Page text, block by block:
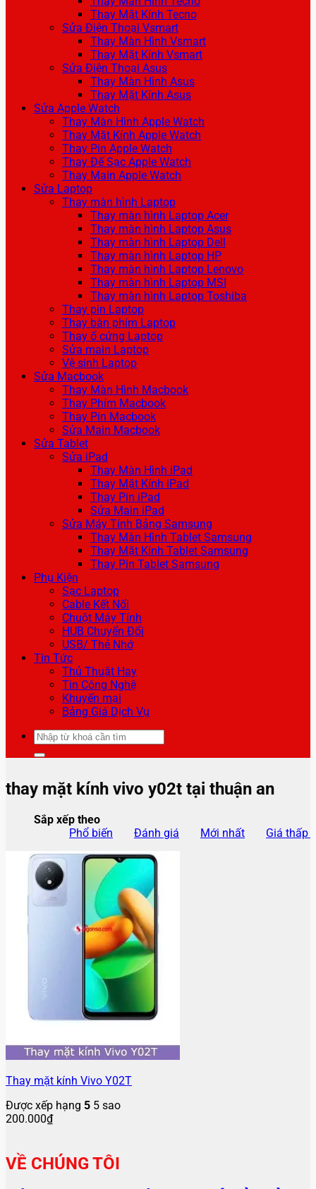
Thay Mặt Kính Tecno
Sửa Điện Thoại Vsmart
Thay Màn Hình Vsmart
Thay Mặt Kính Vsmart
Sửa Điện Thoại Asus
Thay Màn Hình Asus
Thay Mặt Kính Asus
Sửa Apple Watch
Thay Màn Hình Apple Watch
Thay Mặt Kính Apple Watch
Thay Pin Apple Watch
Thay Đế Sạc Apple Watch
Thay Main Apple Watch
Sửa Laptop
Thay màn hình Laptop
Thay màn hình Laptop Acer
Thay màn hình Laptop Asus
Thay màn hình Laptop Dell
Thay màn hình Laptop HP
Thay màn hình Laptop Lenovo
Thay màn hình Laptop MSI
Thay màn hình Laptop Toshiba
Thay pin Laptop
Thay bàn phím Laptop
Thay ổ cứng Laptop
Sửa main Laptop
Vệ sinh Laptop
Sửa Macbook
Thay Màn Hình Macbook
Thay Phím Macbook
Thay Pin Macbook
Sửa Main Macbook
Sửa Tablet
Sửa iPad
Thay Màn Hình iPad
Thay Mặt Kính iPad
Thay Pin iPad
Sửa Main iPad
Sửa Máy Tính Bảng Samsung
Thay Màn Hình Tablet Samsung
Thay Mặt Kính Tablet Samsung
Thay Pin Tablet Samsung
Phụ Kiện
Sạc Laptop
Cable Kết Nối
Chuột Máy Tính
HUB Chuyển Đổi
USB/ Thẻ Nhớ
Tin Tức
Thủ Thuật Hay
Tin Công Nghệ
Khuyến mại
Bảng Giá Dịch Vụ
Tìm
kiếm:
thay mặt kính vivo y02t tại thuận an
Sắp xếp theo
Phổ biến
Đánh giá Mới nhất Giá thấp
Thay mặt kính Vivo Y02T
Được xếp hạng 5 5 sao
200.000₫
VỀ CHÚNG TÔI